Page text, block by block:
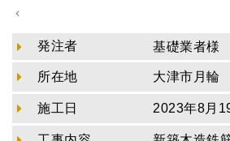
発注者 基礎業者様
所在地 大津市月輪
施工日 2023年8月